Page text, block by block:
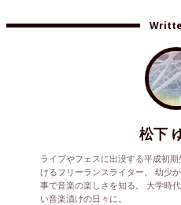
松下
ライブやフェスに出没する平成初
けるフリーランスライター。 幼少
事で音楽の楽しさを知る。 大学時
い音楽漬けの日々に。